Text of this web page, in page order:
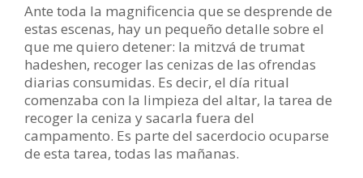
Ante toda la magnificencia que se desprende de
estas escenas, hay un pequeño detalle sobre el
que me quiero detener: la mitzvá de trumat
hadeshen, recoger las cenizas de las ofrendas
diarias consumidas. Es decir, el día ritual
comenzaba con la limpieza del altar, la tarea de
recoger la ceniza y sacarla fuera del
campamento. Es parte del sacerdocio ocuparse
de esta tarea, todas las mañanas.